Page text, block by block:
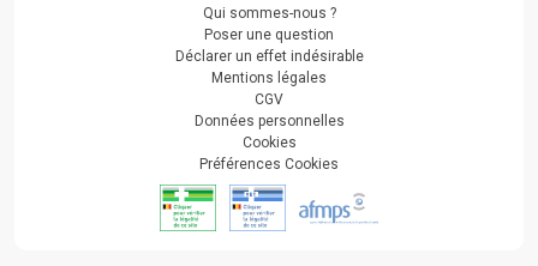
Qui sommes-nous ?
Poser une question
Déclarer un effet indésirable
Mentions légales
CGV
Données personnelles
Cookies
Préférences Cookies